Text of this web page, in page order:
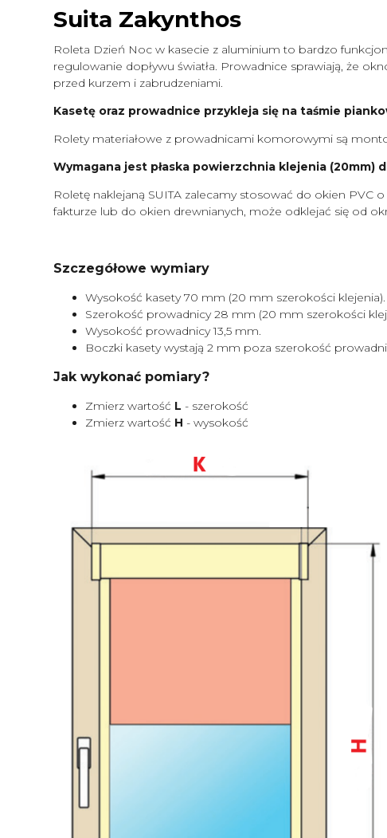
Suita Zakynthos
Roleta Dzień Noc w kasecie z aluminium to bardzo
regulowanie dopływu światła. Prowadnice sprawiają, że
przed kurzem i zabrudzeniami.
Kasetę oraz prowadnice przykleja się na taśmie
Rolety materiałowe z prowadnicami komorowymi są
Wymagana jest płaska powierzchnia klejenia (20mm)
Roletę naklejaną SUITA zalecamy stosować do okien
fakturze lub do okien drewnianych, może odklejać się od
Szczegółowe wymiary
Wysokość kasety 70 mm (20 mm szerokości klejenia).
Szerokość prowadnicy 28 mm (20 mm szerokości
Wysokość prowadnicy 13,5 mm.
Boczki kasety wystają 2 mm poza szerokość
Jak wykonać pomiary?
Zmierz wartość L - szerokość
Zmierz wartość H - wysokość